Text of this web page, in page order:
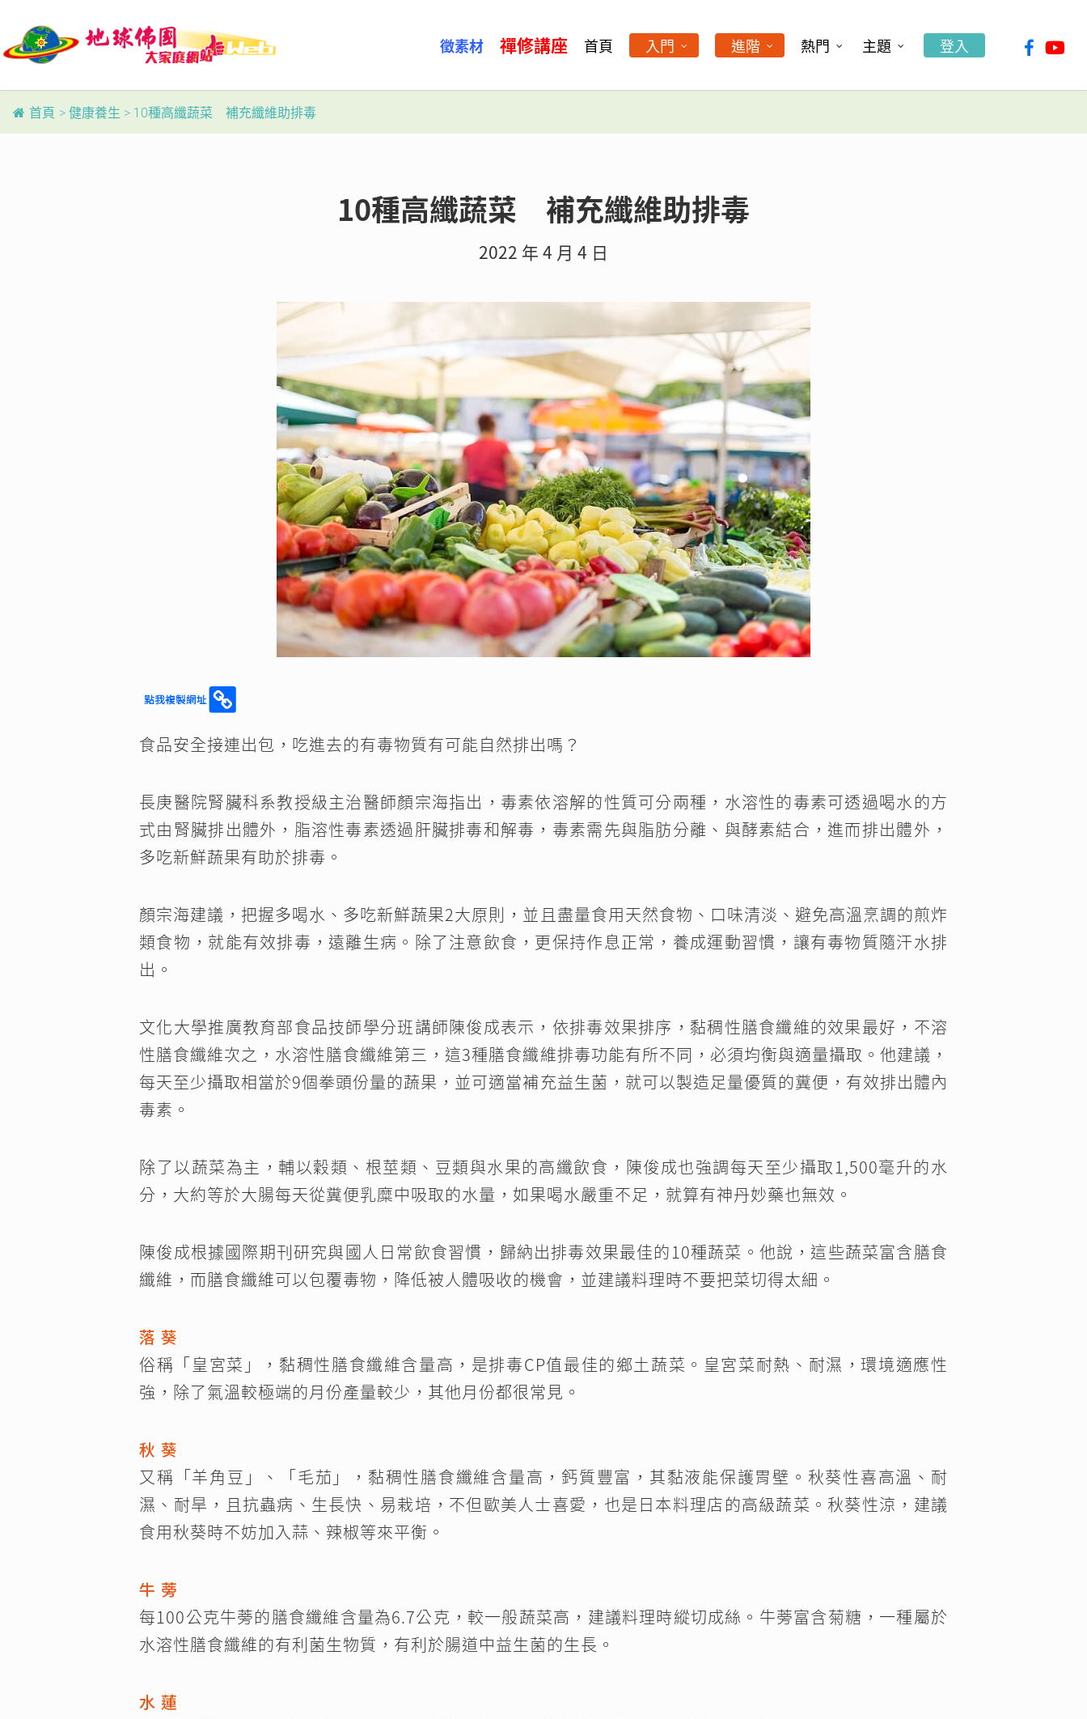
main
content
徵素材 禪修講座 首頁 入門 進階 熱門 主題 登入 facebook
首頁 > 健康養生 > 10種高纖蔬菜 補充纖維助排毒
10種高纖蔬菜 補充纖維助排毒
2022 年 4 月 4 日
食品安全接連出包，吃進去的有毒物質有可能自然排出嗎？
長庚醫院腎臟科系教授級主治醫師顏宗海指出，毒素依溶解的性質可分兩種，水溶性的毒素可透過喝水的方
式由腎臟排出體外，脂溶性毒素透過肝臟排毒和解毒，毒素需先與脂肪分離、與酵素結合，進而排出體外，
多吃新鮮蔬果有助於排毒。
顏宗海建議，把握多喝水、多吃新鮮蔬果2大原則，並且盡量食用天然食物、口味清淡、避免高溫烹調的煎炸
類食物，就能有效排毒，遠離生病。除了注意飲食，更保持作息正常，養成運動習慣，讓有毒物質隨汗水排
出。
文化大學推廣教育部食品技師學分班講師陳俊成表示，依排毒效果排序，黏稠性膳食纖維的效果最好，不溶
性膳食纖維次之，水溶性膳食纖維第三，這3種膳食纖維排毒功能有所不同，必須均衡與適量攝取。他建議，
每天至少攝取相當於9個拳頭份量的蔬果，並可適當補充益生菌，就可以製造足量優質的糞便，有效排出體內
毒素。
除了以蔬菜為主，輔以穀類、根莖類、豆類與水果的高纖飲食，陳俊成也強調每天至少攝取1,500毫升的水
分，大約等於大腸每天從糞便乳糜中吸取的水量，如果喝水嚴重不足，就算有神丹妙藥也無效。
陳俊成根據國際期刊研究與國人日常飲食習慣，歸納出排毒效果最佳的10種蔬菜。他說，這些蔬菜富含膳食
纖維，而膳食纖維可以包覆毒物，降低被人體吸收的機會，並建議料理時不要把菜切得太細。
落 葵
俗稱「皇宮菜」，黏稠性膳食纖維含量高，是排毒CP值最佳的鄉土蔬菜。皇宮菜耐熱、耐濕，環境適應性
強，除了氣溫較極端的月份產量較少，其他月份都很常見。
秋 葵
又稱「羊角豆」、「毛茄」，黏稠性膳食纖維含量高，鈣質豐富，其黏液能保護胃壁。秋葵性喜高溫、耐
濕、耐旱，且抗蟲病、生長快、易栽培，不但歐美人士喜愛，也是日本料理店的高級蔬菜。秋葵性涼，建議
食用秋葵時不妨加入蒜、辣椒等來平衡。
牛 蒡
每100公克牛蒡的膳食纖維含量為6.7公克，較一般蔬菜高，建議料理時縱切成絲。牛蒡富含菊糖，一種屬於
水溶性膳食纖維的有利菌生物質，有利於腸道中益生菌的生長。
水 蓮